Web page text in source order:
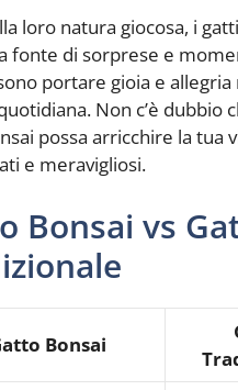
loro natura giocosa, i
fonte di sorprese e
portare gioia e allegria
Non c’è dubbio
possa arricchire la tua
e meravigliosi.
Bonsai vs
Bonsai